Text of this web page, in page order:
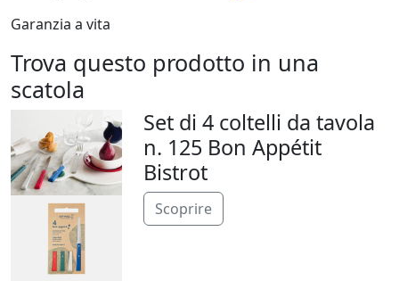
Garanzia a vita
Trova questo prodotto in una
scatola
Set di 4 coltelli da tavola
n. 125 Bon Appétit
Bistrot
Scoprire